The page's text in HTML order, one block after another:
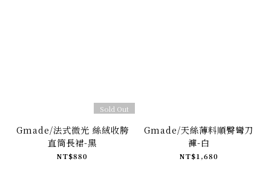
Sold Out
Gmade/法式微光 絲絨收胯
直筒長裙-黑
NT$880
Gmade/天絲薄料順臀彎刀
褲-白
NT$1,680